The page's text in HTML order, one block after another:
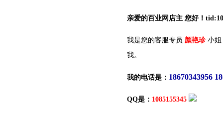
亲爱的百业网店主 您好！
我是您的客服专员 颜艳珍小姐
我。
我的电话是： 18670343956
QQ是： 1085155345